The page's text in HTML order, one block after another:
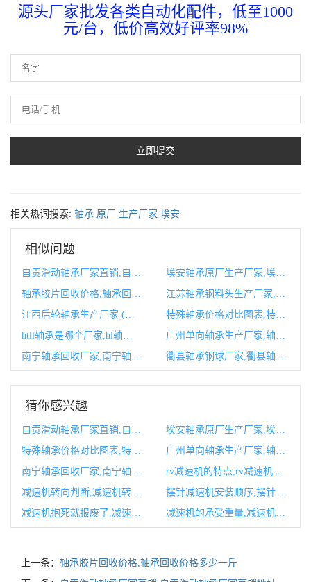
源头厂家批发各类自动化配件，低至1000
元/台，低价高效好评率98%
相关热词搜索: 轴承 原厂 生产厂家 埃安
相似问题
埃安轴承原厂生产厂家,埃安轴承原厂生产厂家在哪里
特殊轴承价格对比图表,特殊轴承的图片
猜你感兴趣
埃安轴承原厂生产厂家,埃安轴承原厂生产厂家在哪里
rv减速机的特点,rv减速机传动比
摆针减速机安装顺序,摆针减速机安装顺序图解
减速机的承受重量,减速机的传动比
上一条： 轴承胶片回收价格,轴承回收价格多少一斤